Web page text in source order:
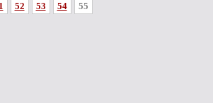
52 53 54 55